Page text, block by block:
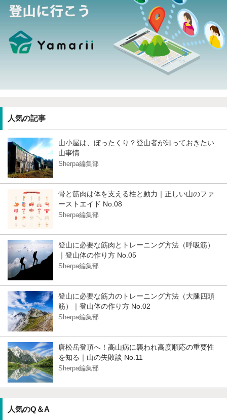
人気の記事
山小屋は、ぼったくり？登山者が知っておきたい
山事情
Sherpa編集部
骨と筋肉は体を支える柱と動力｜正しい山のファ
ーストエイド No.08
Sherpa編集部
登山に必要な筋肉とトレーニング方法（呼吸筋）
｜登山体の作り方 No.05
Sherpa編集部
登山に必要な筋力のトレーニング方法（大腿四頭
筋）｜登山体の作り方 No.02
Sherpa編集部
唐松岳登頂へ！高山病に襲われ高度順応の重要性
を知る｜山の失敗談 No.11
Sherpa編集部
人気のQ＆A